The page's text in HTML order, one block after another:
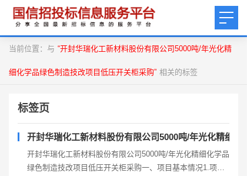
当前位置：与 “开封华瑞化工新材料股份有限公司5000吨/年光化精
细化学品绿色制造技改项目低压开关柜采购” 相关的标签
标签页
开封华瑞化工新材料股份有限公司5000吨/年光化精细
开封华瑞化工新材料股份有限公司5000吨/年光化精细化学品
绿色制造技改项目低压开关柜采购一、项目基本情况1.项目